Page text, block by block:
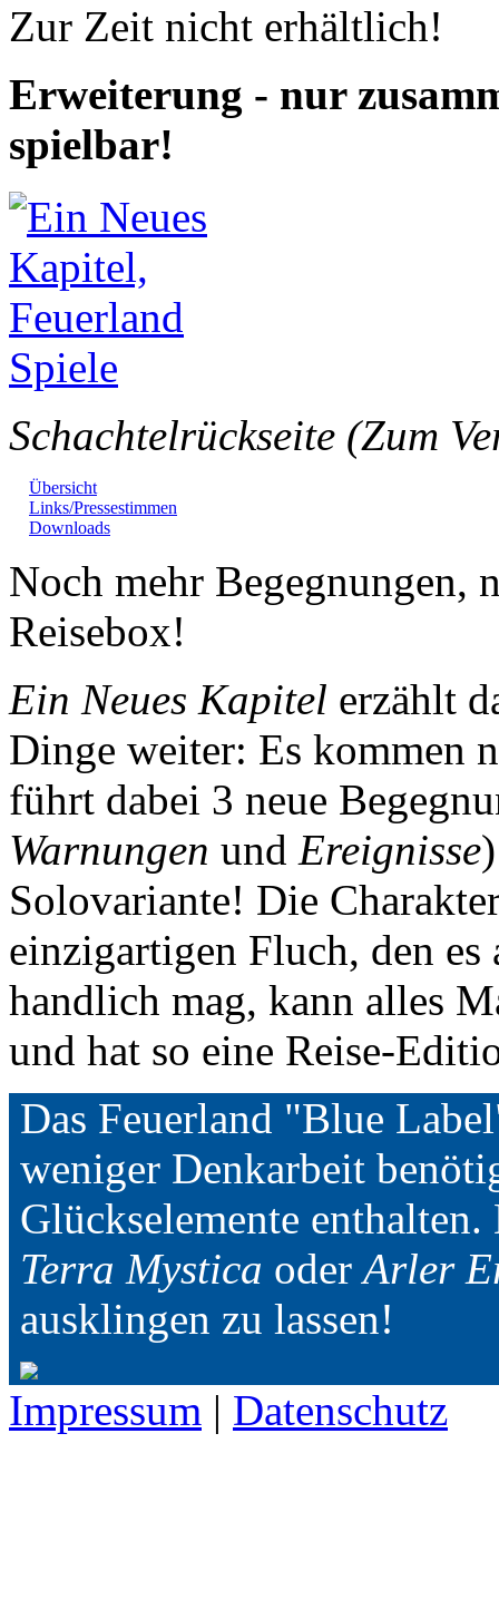
Zur Zeit nicht erhältlich!
Erweiterung - nur
spielbar!
Schachtelrückseite (Zum
Übersicht
Links/Pressestimmen
Downloads
Noch mehr Begegnungen,
Reisebox!
Ein Neues Kapitel erzählt
Dinge weiter: Es kommen
führt dabei 3 neue
Warnungen und Ereignisse
Solovariante! Die
einzigartigen Fluch, den
handlich mag, kann alles
und hat so eine Reise-
Das Feuerland "Blue
weniger Denkarbeit
Glückselemente
Terra Mystica oderArler
ausklingen zu lassen!
Impressum | Datenschutz